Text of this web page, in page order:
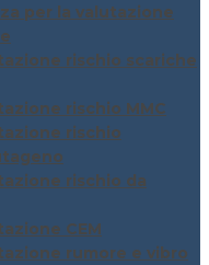
per la valutazione
rischio scariche
rischio MMC
rischio
rischio da
CEM
rumore e vibro